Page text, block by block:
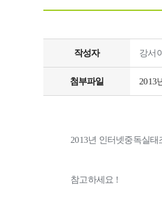
작성자 강서
첨부파일 2013
2013년 인터넷중독실
참고하세요 !